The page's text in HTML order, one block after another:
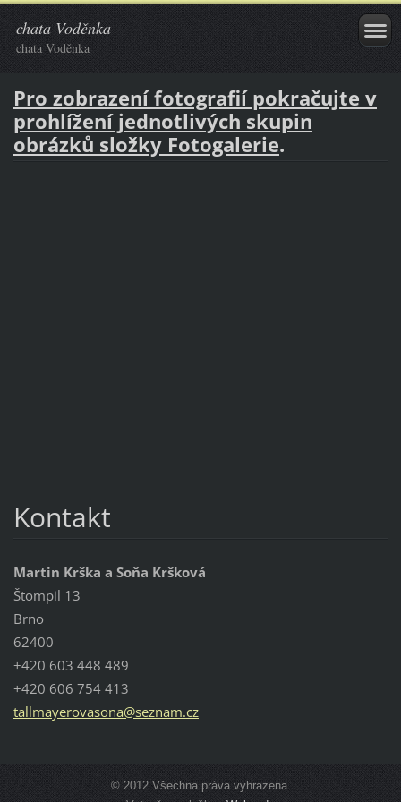
chata Voděnka
chata Voděnka
Pro zobrazení fotografií pokračujte v
prohlížení jednotlivých skupin
obrázků složky Fotogalerie.
Kontakt
Martin Krška a Soňa Kršková
Štompil 13
Brno
62400
+420 603 448 489
+420 606 754 413
tallmayerovasona@seznam.cz
© 2012 Všechna práva vyhrazena.